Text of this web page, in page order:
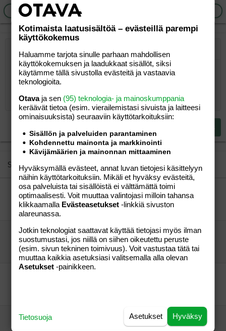
Ilmoita asiaton viesti
Lihavoitu
Kursivoitu
Laajennettuun editoriin…
Lista
Järjestetty lista
Järjestämätön lista
Pienennä sisennystä
Laajennettuun editoriin…
Lisää hyperlinkki
Lisää kuva
HymiötLaajennettuun
Kumoa
Fontin koko
9
10
12
15
18
22
TekstiväriKirjasintyyliArial
Courier New
Georgia
Tahoma
Times New Roman
Verdana
YliviivaaAlleviivattu
Rivinsisäinen koodi
Rivinsisäinen spoiler
Tasaus Tasaa vasemmalle
Keskitä
Tasaa oikealle
Justify text
Paragraph format
Normal
Heading 2
LainausLisää video/media
Lisää taulukko
Insert horizontal line
SpoilerKoodi
Tee uudelleen
BBCode-näkymä
Poista muotoilu
LuonnoksetTallenna luonnos
Kirjoita vastaus...
Similar threads
kirjeitä !
pyyheliina
Perhe-elämä
2
Perhe-elämä
25.06.2006
Äitiliini
Lasten suusta :D
Vieras
Aihe vapaa
4
Aihe vapaa
26.08.2009
Pessi
Lasteni suusta kuultua eri ihmisten kertomina.
Kotimaista laatusisältöä – evästeillä parempi
käyttökokemus
Haluamme tarjota sinulle parhaan mahdollisen
käyttökokemuksen ja laadukkaat sisällöt, siksi
käytämme tällä sivustolla evästeitä ja vastaavia
teknologioita.
Otavaja sen (95) teknologia- ja mainoskumppania
keräävät tietoa (esim. vierailemis­tasi sivuista ja laitteesi
ominaisuuk­sista) seuraaviin käyttötarkoituksiin:
Sisällön ja palveluiden parantaminen
Kohdennettu mainonta ja markkinointi
Kävijämäärien ja mainonnan mittaaminen
Hyväksymällä evästeet, annat luvan tietojesi käsittelyyn
näihin käyttötarkoituksiin. Mikäli et hyväksy evästeitä,
osa palveluista tai sisällöistä ei välttämättä toimi
optimaalisesti. Voit muuttaa valintojasi milloin tahansa
klikkaamalla Evästeasetukset -linkkiä sivuston
alareunassa.
Jotkin teknologiat saattavat käyttää tietojasi myös ilman
suostumustasi, jos niillä on siihen oikeutettu peruste
(esim. sivun tekninen toimivuus). Voit vastustaa tätä tai
muuttaa kaikkia asetuksiasi valitsemalla alla olevan
Asetukset -painikkeen.
Hyväksy
Asetukset
Tietosuoja